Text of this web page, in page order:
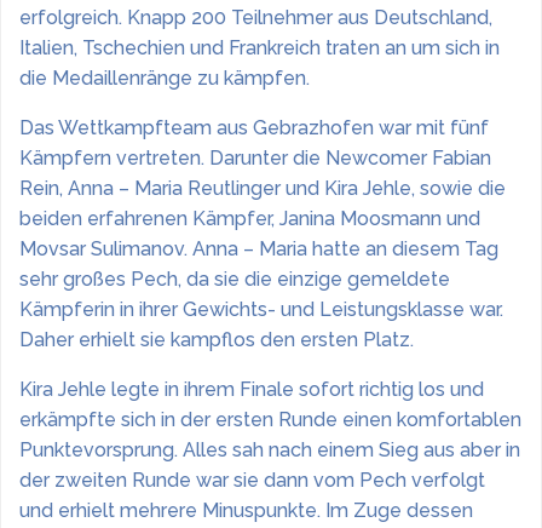
erfolgreich. Knapp 200 Teilnehmer aus Deutschland,
Italien, Tschechien und Frankreich traten an um sich in
die Medaillenränge zu kämpfen.
Das Wettkampfteam aus Gebrazhofen war mit fünf
Kämpfern vertreten. Darunter die Newcomer Fabian
Rein, Anna – Maria Reutlinger und Kira Jehle, sowie die
beiden erfahrenen Kämpfer, Janina Moosmann und
Movsar Sulimanov. Anna – Maria hatte an diesem Tag
sehr großes Pech, da sie die einzige gemeldete
Kämpferin in ihrer Gewichts- und Leistungsklasse war.
Daher erhielt sie kampflos den ersten Platz.
Kira Jehle legte in ihrem Finale sofort richtig los und
erkämpfte sich in der ersten Runde einen komfortablen
Punktevorsprung. Alles sah nach einem Sieg aus aber in
der zweiten Runde war sie dann vom Pech verfolgt
und erhielt mehrere Minuspunkte. Im Zuge dessen